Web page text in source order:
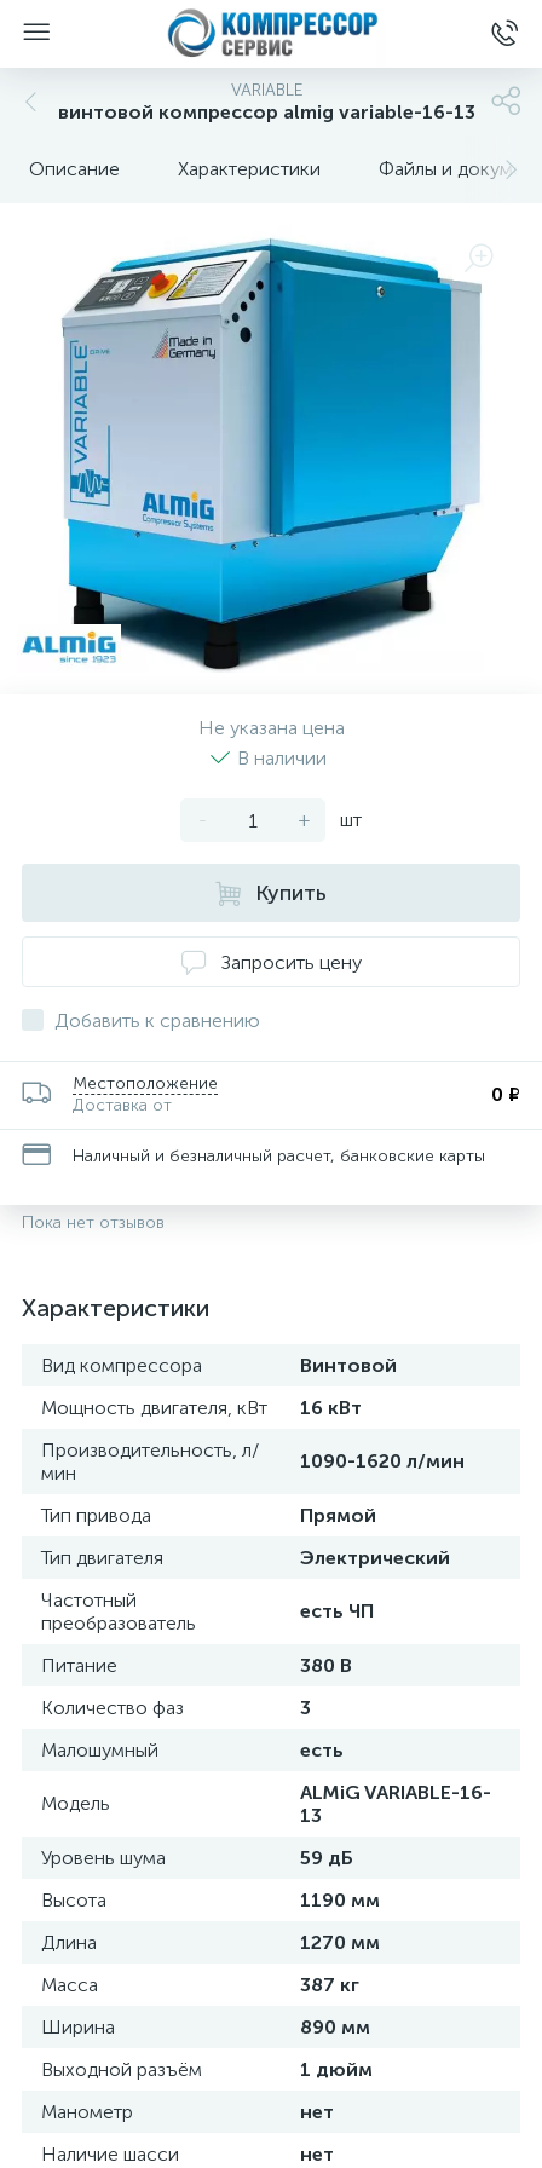
VARIABLE
винтовой компрессор almig variable-16-13
Описание Характеристики Файлы и
Не указана цена
В наличии
- + шт
Купить
Запросить цену
Добавить к сравнению
Местоположение
Доставка от
0 ₽
Наличный и безналичный расчет, банковские карты
Пока нет отзывов
Характеристики
Вид компрессора
Винтовой
Мощность двигателя, кВт
16 кВт
Производительность, л/
мин
1090-1620 л/мин
Тип привода
Прямой
Тип двигателя
Электрический
Частотный
преобразователь
есть ЧП
Питание
380 В
Количество фаз
3
Малошумный
есть
Модель
ALMiG VARIABLE-16-
13
Уровень шума
59 дБ
Высота
1190 мм
Длина
1270 мм
Масса
387 кг
Ширина
890 мм
Выходной разъём
1 дюйм
Манометр
нет
Наличие шасси
нет